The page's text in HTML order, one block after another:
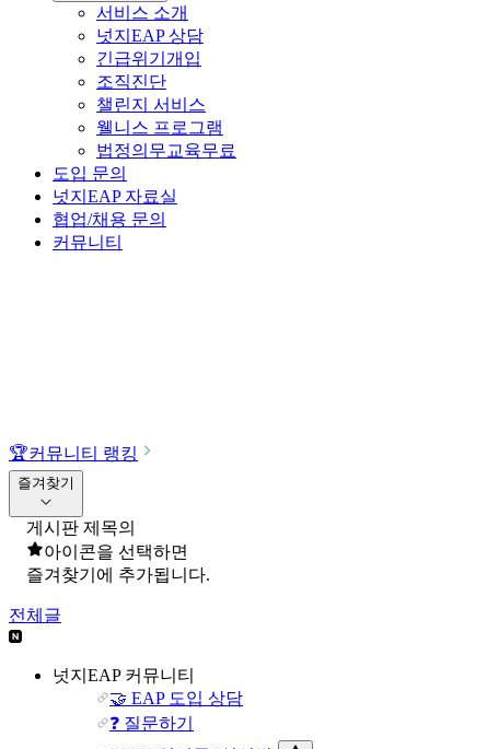
서비스 소개
넛지EAP 상담
긴급위기개입
조직진단
챌린지 서비스
웰니스 프로그램
법정의무교육무료
도입 문의
넛지EAP 자료실
협업/채용 문의
커뮤니티
🏆커뮤니티 랭킹
즐겨찾기
게시판 제목의
아이콘을 선택하면
즐겨찾기에 추가됩니다.
전체글
넛지EAP 커뮤니티
🤝 EAP 도입 상담
❓ 질문하기